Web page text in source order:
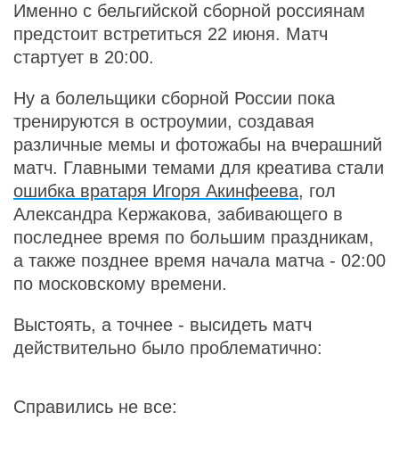
Именно с бельгийской сборной россиянам
предстоит встретиться 22 июня. Матч
стартует в 20:00.
Ну а болельщики сборной России пока
тренируются в остроумии, создавая
различные мемы и фотожабы на вчерашний
матч. Главными темами для креатива стали
ошибка вратаря Игоря Акинфеева, гол
Александра Кержакова, забивающего в
последнее время по большим праздникам,
а также позднее время начала матча - 02:00
по московскому времени.
Выстоять, а точнее - высидеть матч
действительно было проблематично:
Справились не все: